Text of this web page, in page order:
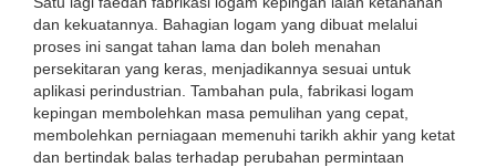
dan kekuatannya. Bahagian logam yang dibuat melalui
proses ini sangat tahan lama dan boleh menahan
persekitaran yang keras, menjadikannya sesuai untuk
aplikasi perindustrian. Tambahan pula, fabrikasi logam
kepingan membolehkan masa pemulihan yang cepat,
membolehkan perniagaan memenuhi tarikh akhir yang ketat
dan bertindak balas terhadap perubahan permintaan